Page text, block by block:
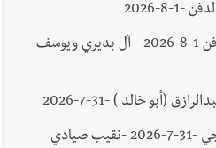
8-2026
وفاة بدرية يوسف بديري -الدفن 1-8-2026 - آل بديري ويوسف
(أبو خالد ) -31-7-2026
وفاة الحاج مصطفى محمود بوجي -31-7-2026 -نقيب صيادي